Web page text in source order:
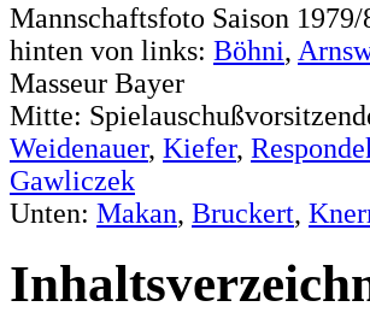
Mannschaftsfoto Saison 1979/
hinten von links: Böhni,
Masseur Bayer
Mitte:
Weidenauer, Kiefer,
Gawliczek
Unten: Makan, Bruckert,